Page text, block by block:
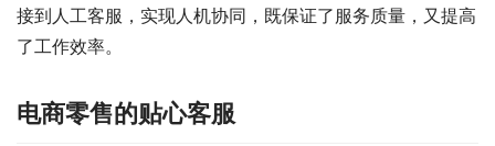
接到人工客服，实现人机协同，既保证了服务质量，又提高
了工作效率。
电商零售的贴心客服